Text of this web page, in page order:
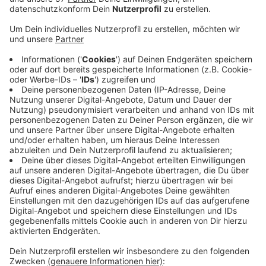
Mittlerweile (am frühen Mittwochnachmittag) gibt es
hier bei uns in der StädteRegion Aachen auch viele
Anrufe bei der Feuerwehr, in denen sich über Gerüche
von verbranntem Gummi oder Plastik beschwert wird.
Am Morgen ist zuerst vor Geruchsbelästigungen, die
nicht gesundheitsgefährdend sein sollen, im Kreis
Heinsberg gewarnt worden.
Hintergrund ist ein Feuer im belgischen Wandre bei
Lüttich, das am Dienstagabend auf dem Gelände eines
Abfallverwerters ausgebrochen ist. Es ist zwar
mittlerweile unter Kontrolle, die Löscharbeiten dauern
aber wohl noch bis Donnerstag.
Der Rauch von dort ist vermutlich zuerst über
Maastricht in den Kreis Heinsberg gezogen - und ist
jetzt auch hier angekommen, schätzt die Aachener